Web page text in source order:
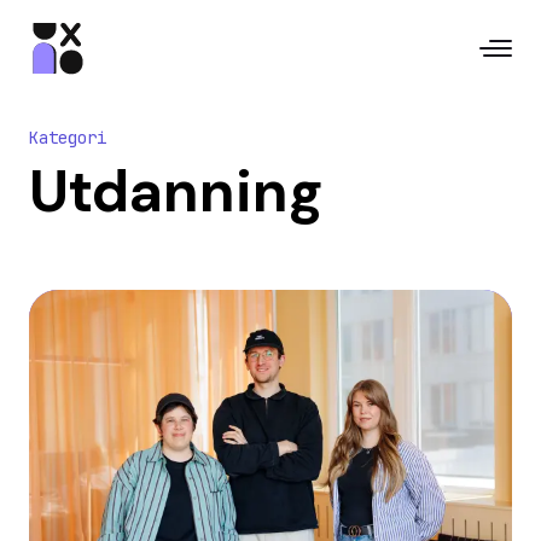
Kategori
Utdanning